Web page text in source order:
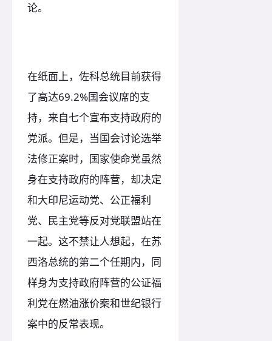
论。
在纸面上，佐科总统目前获得
了高达69.2%国会议席的支
持，来自七个宣布支持政府的
党派。但是，当国会讨论选举
法修正案时，国家使命党虽然
身在支持政府的阵营，却决定
和大印尼运动党、公正福利
党、民主党等反对党联盟站在
一起。这不禁让人想起，在苏
西洛总统的第二个任期内，同
样身为支持政府阵营的公证福
利党在燃油涨价案和世纪银行
案中的反常表现。